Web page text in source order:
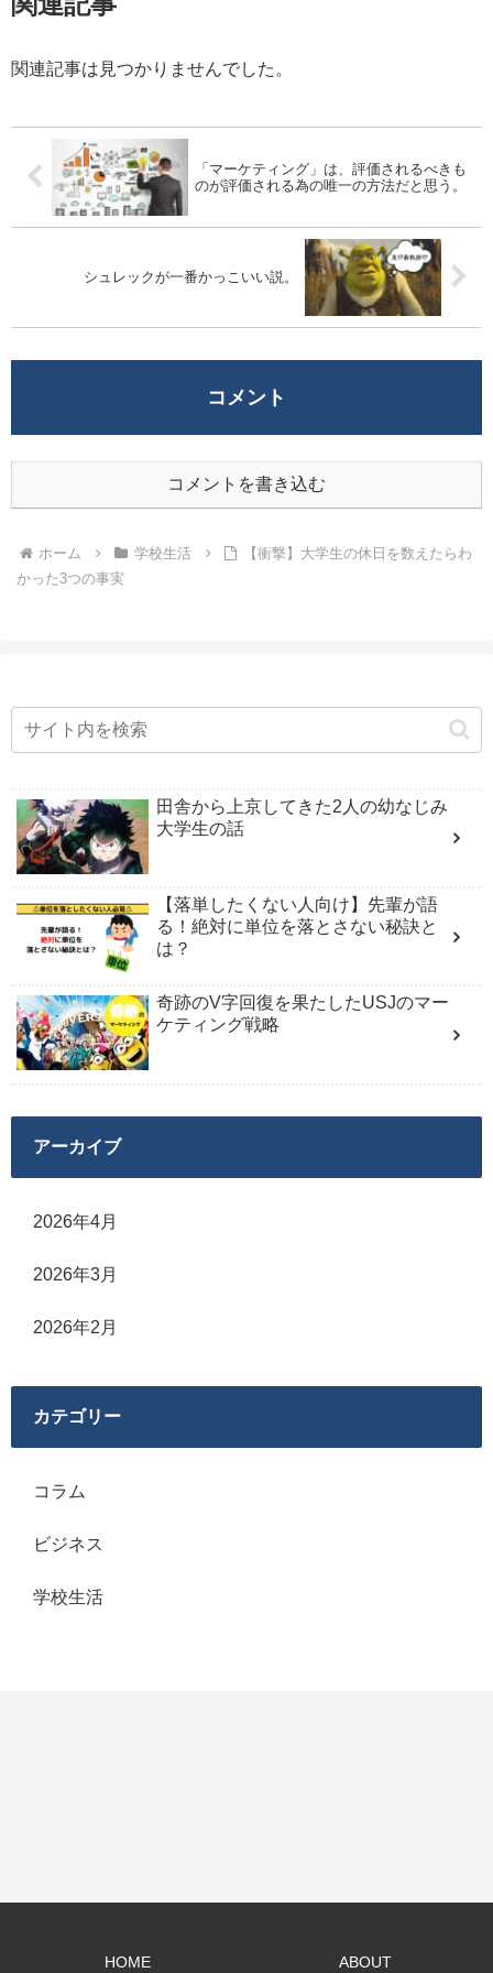
関連記事は見つかりませんでした。
「マーケティング」は、評価されるべきも
のが評価される為の唯一の方法だと思う。
シュレックが一番かっこいい説。
コメント
コメントを書き込む
ホーム 学校生活
【衝撃】大学生の休日を数えたらわ
かった3つの事実
田舎から上京してきた2人の幼なじみ
大学生の話
【落単したくない人向け】先輩が語
る！絶対に単位を落とさない秘訣と
は？
奇跡のV字回復を果たしたUSJのマー
ケティング戦略
アーカイブ
2026年4月
2026年3月
2026年2月
カテゴリー
コラム
ビジネス
学校生活
HOME ABOUT